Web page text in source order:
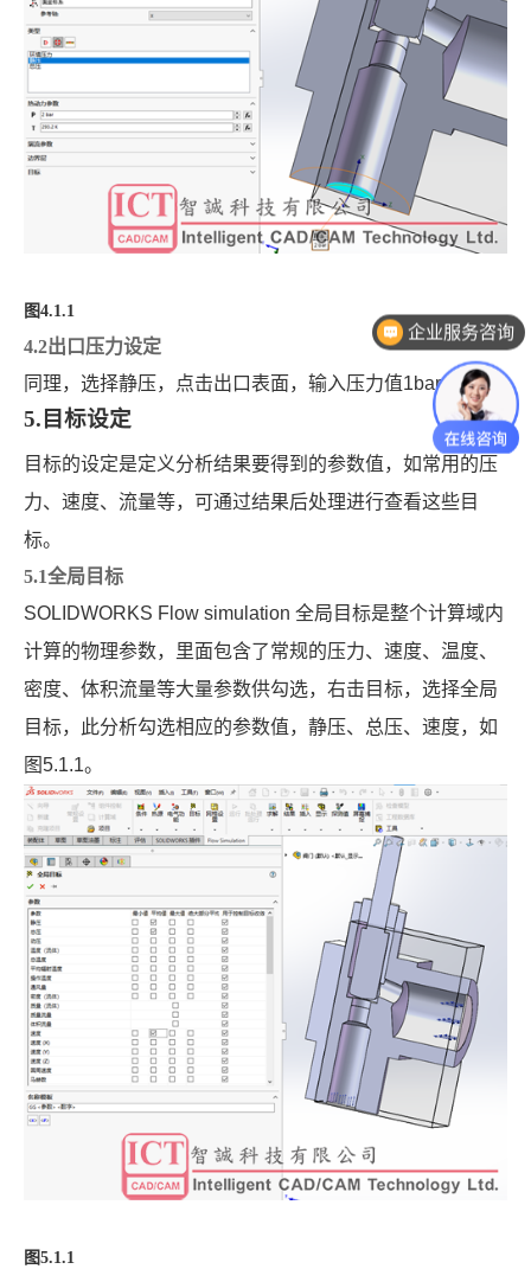
图4.1.1
4.2出口压力设定
同理，选择静压，点击出口表面，输入压力值1bar
5.目标设定
目标的设定是定义分析结果要得到的参数值，如常用的压
力、速度、流量等，可通过结果后处理进行查看这些目
标。
5.1全局目标
SOLIDWORKS Flow simulation 全局目标是整个计算域内
计算的物理参数，里面包含了常规的压力、速度、温度、
密度、体积流量等大量参数供勾选，右击目标，选择全局
目标，此分析勾选相应的参数值，静压、总压、速度，如
图5.1.1。
图5.1.1
企业服务咨询